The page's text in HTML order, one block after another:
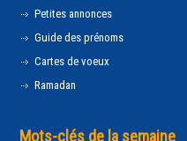
Petites annonces
Guide des prénoms
Cartes de voeux
Ramadan
Mots-clés de la semaine